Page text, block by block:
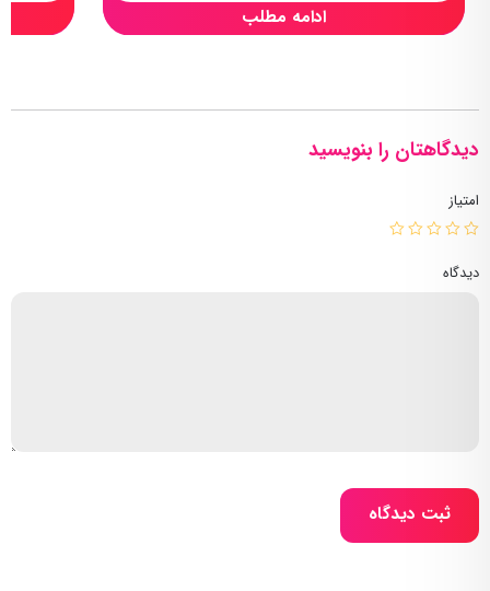
ادامه مطلب
دیدگاهتان را بنویسید
امتیاز
دیدگاه
ثبت دیدگاه